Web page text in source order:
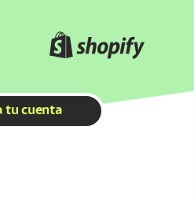
tu cuenta